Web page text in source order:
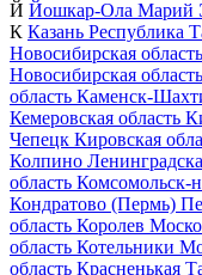
Й Йошкар-Ола Марий
К Казань Республика
Новосибирская область
Новосибирская область
область Каменск-
Кемеровская область
Чепецк Кировская
Колпино
область Комсомольск-
Кондратово (Пермь)
область Королев
область Котельники
область Красненькая